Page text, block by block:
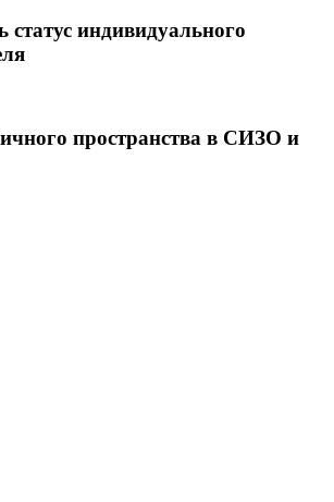
статус индивидуального
пространства в СИЗО и